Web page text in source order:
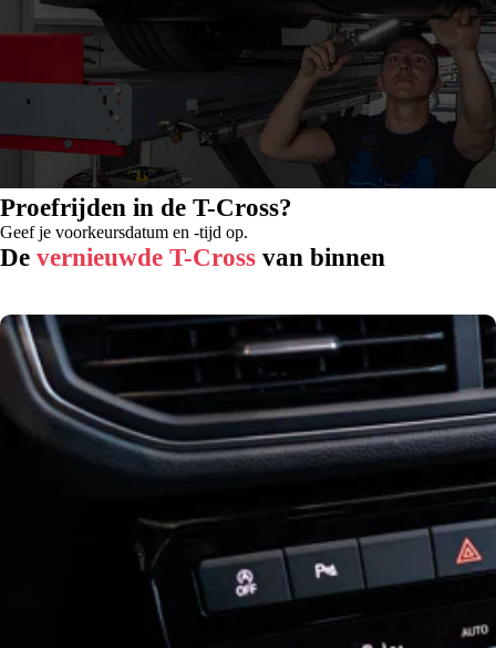
Proefrijden in de T-Cross?
Geef je voorkeursdatum en -tijd op.
De vernieuwde T-Cross van binnen